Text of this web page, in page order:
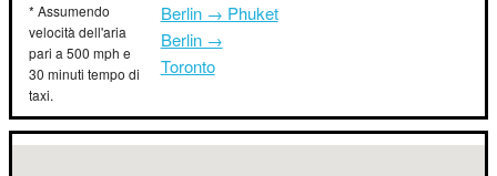
* Assumendo
velocità dell'aria
pari a 500 mph e
30 minuti tempo di
taxi.
Berlin → Phuket
Berlin →
Toronto